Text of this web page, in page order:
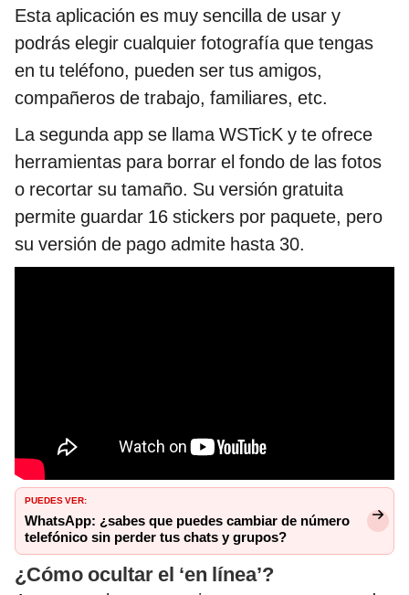
Esta aplicación es muy sencilla de usar y
podrás elegir cualquier fotografía que tengas
en tu teléfono, pueden ser tus amigos,
compañeros de trabajo, familiares, etc.
La segunda app se llama WSTicK y te ofrece
herramientas para borrar el fondo de las fotos
o recortar su tamaño. Su versión gratuita
permite guardar 16 stickers por paquete, pero
su versión de pago admite hasta 30.
PUEDES VER:
WhatsApp: ¿sabes que puedes cambiar de número
telefónico sin perder tus chats y grupos?
¿Cómo ocultar el ‘en línea’?